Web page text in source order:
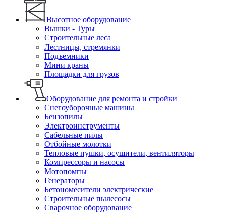
Высотное оборудование
Вышки - Туры
Строительные леса
Лестницы, стремянки
Подъемники
Мини краны
Площадки для грузов
Оборудование для ремонта и стройки
Снегоуборочные машины
Бензопилы
Электроинструменты
Сабельные пилы
Отбойные молотки
Тепловые пушки, осушители, вентиляторы
Компрессоры и насосы
Мотопомпы
Генераторы
Бетономесители электрические
Строительные пылесосы
Сварочное оборудование